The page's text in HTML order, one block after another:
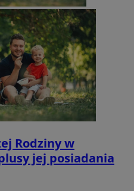
Rodziny w
jej posiadania